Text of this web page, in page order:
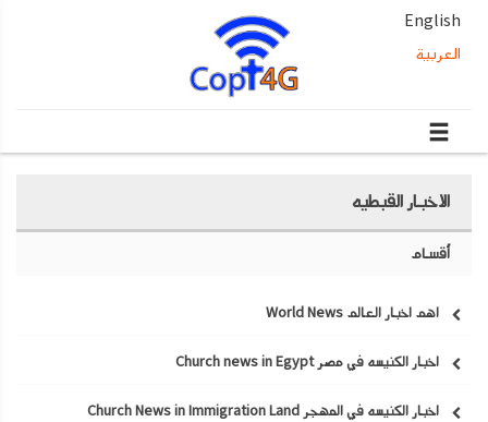
English
العربية
الاخبار القبطيه
أقسام
اهم اخبار العالم World News
اخبار الكنيسه في مصر Church news in Egypt
اخبار الكنيسه في المهجر Church News in Immigration Land